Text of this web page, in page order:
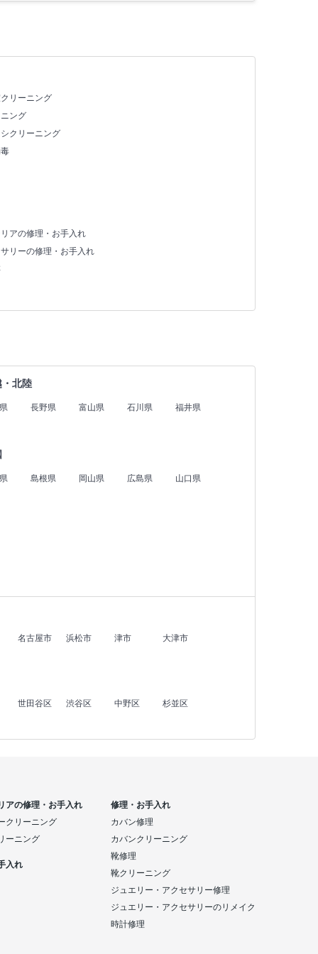
リーニング
ング
クリーニング
アの修理・お手入れ
リーの修理・お手入れ
・北陸
長野県 富山県 石川県 福井県
島根県 岡山県 広島県 山口県
名古屋市 浜松市 津市 大津市
世田谷区 渋谷区 中野区 杉並区
アの修理・お手入れ
クリーニング
ーニング
入れ
修理・お手入れ
カバン修理
カバンクリーニング
靴修理
靴クリーニング
ジュエリー・アクセサリー修理
ジュエリー・アクセサリーのリメイク
時計修理